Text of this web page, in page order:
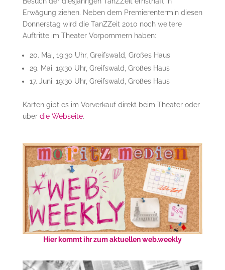
Erwägung ziehen. Neben dem Premierentermin diesen
Donnerstag wird die TanZZeit 2010 noch weitere
Auftritte im Theater Vorpommern haben:
20. Mai, 19:30 Uhr, Greifswald, Großes Haus
29. Mai, 19:30 Uhr, Greifswald, Großes Haus
17. Juni, 19:30 Uhr, Greifswald, Großes Haus
Karten gibt es im Vorverkauf direkt beim Theater oder
über die Webseite.
Hier kommt ihr zum aktuellen web.weekly